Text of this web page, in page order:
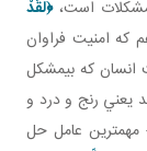
مشکلات است،﴿لَقَدْ
که امنيت فراوان
انسان که بي مشکل
يعني رنج و درد و
ترين عامل حل